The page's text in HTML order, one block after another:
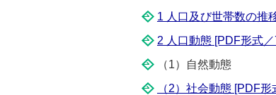
1 人口及び世帯数の推
2 人口動態 [PDF形式
（1）自然動態
（2）社会動態 [PDF